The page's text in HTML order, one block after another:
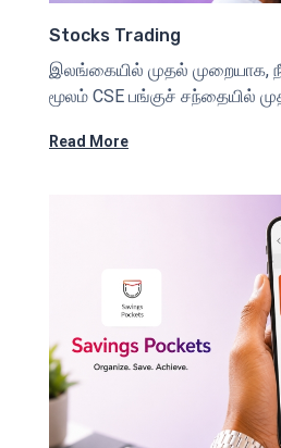
Stocks Trading
இலங்கையில் முதல் முறையாக,
மூலம் CSE பங்குச் சந்தையில்
Read More